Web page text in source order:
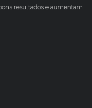
resultados e aumentam